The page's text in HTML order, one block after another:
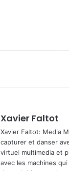
Xavier Faltot
Xavier Faltot: Media
capturer et danser
virtuel multimedia et
avec les machines